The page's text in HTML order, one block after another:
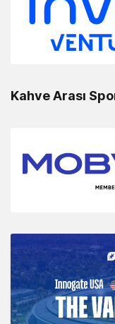
Kahve Arası